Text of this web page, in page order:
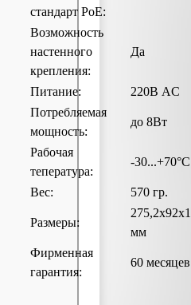
стандарт PoE:
Возможность
настенного
крепления:
Да
Питание:
220В AC
Потребляемая
мощность:
до 8Вт
Рабочая
тепература:
-30...+70°С
Вес: 570 гр.
Размеры:
мм
Фирменная
гарантия:
60 месяцев